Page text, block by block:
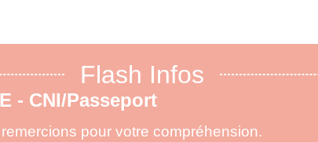
Flash Infos
FORÊTS maj 15.07.2026
concernant la circulation en forêt